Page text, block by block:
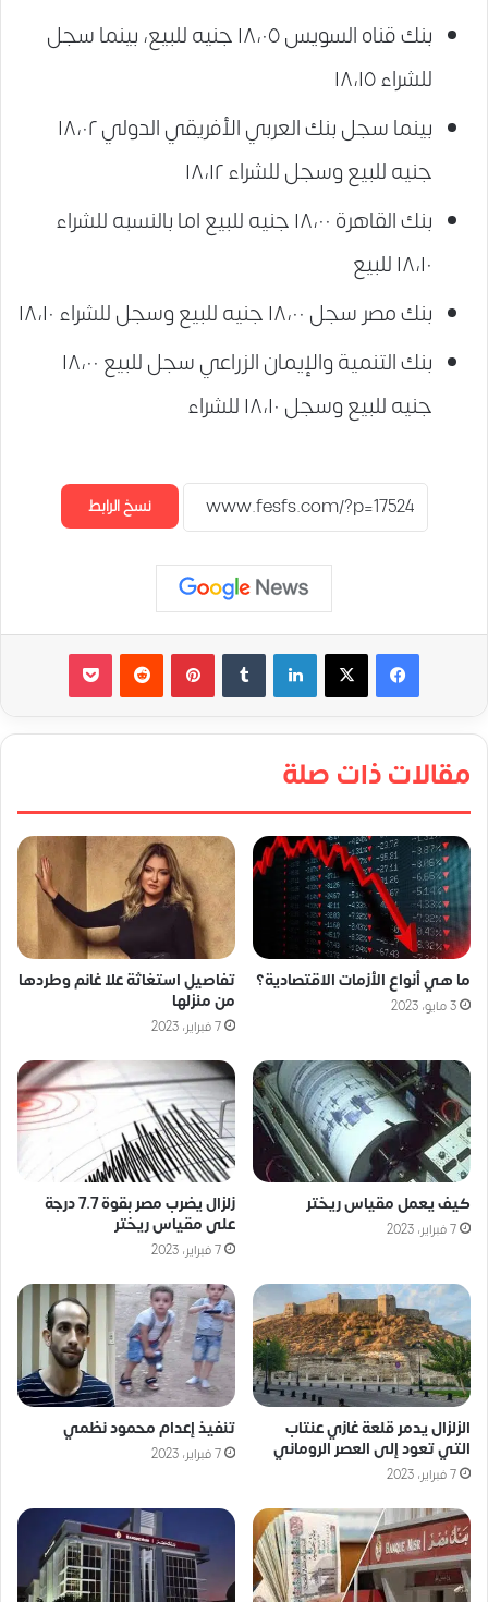
بنك قناه السويس ١٨،٠٥ جنيه للبيع، بينما سجل
للشراء ١٨،١٥
بينما سجل بنك العربي الأفريقي الدولي ١٨،٠٢
جنيه للبيع وسجل للشراء ١٨،١٢
بنك القاهرة ١٨،٠٠ جنيه للبيع اما بالنسبه للشراء
١٨،١٠ للبيع
بنك مصر سجل ١٨،٠٠ جنيه للبيع وسجل للشراء ١٨،١٠
بنك التنمية والإيمان الزراعي سجل للبيع ١٨،٠٠
جنيه للبيع وسجل ١٨،١٠ للشراء
نسخ الرابط
لينكدإن بينتيريست
مقالات ذات صلة
ما هي أنواع الأزمات الاقتصادية؟
3 مايو، 2023
تفاصيل استغاثة علا غانم وطردها
من منزلها
7 فبراير، 2023
كيف يعمل مقياس ريختر
7 فبراير، 2023
زلزال يضرب مصر بقوة 7.7 درجة
على مقياس ريختر
7 فبراير، 2023
الزلزال يدمر قلعة غازي عنتاب
التي تعود إلى العصر الروماني
7 فبراير، 2023
تنفيذ إعدام محمود نظمي
7 فبراير، 2023